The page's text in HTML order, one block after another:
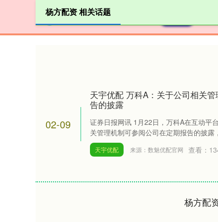
杨方配资 相关话题
02-09
天宇优配 万科A：关于公司相关
告的披露
证券日报网讯 1月22日，万科A在互动平
关管理机制可参阅公司在定期报告的披
天宇优配 来源：数魅优配官网 查看：
杨方配